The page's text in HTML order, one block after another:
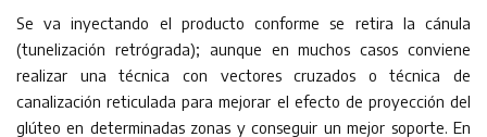
Se va inyectando el producto conforme se retira la cánula
(tunelización retrógrada); aunque en muchos casos conviene
realizar una técnica con vectores cruzados o técnica de
canalización reticulada para mejorar el efecto de proyección del
glúteo en determinadas zonas y conseguir un mejor soporte. En